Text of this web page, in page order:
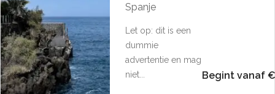
Spanje
Let op: dit is een
dummie
advertentie en mag
niet...
Begint vanaf